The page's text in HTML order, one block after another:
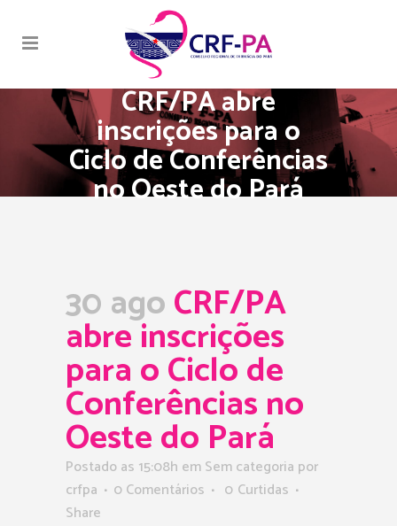
CRF/PA abre
inscrições para o
Ciclo de Conferências
no Oeste do Pará
30 agoCRF/PA
abre inscrições
para o Ciclo de
Conferências no
Oeste do Pará
Postado as 15:08h em Sem categoria por
crfpa
0 Comentários 0 Curtidas
Share